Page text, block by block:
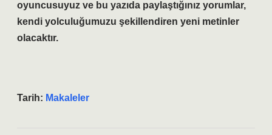
oyuncusuyuz ve bu yazıda paylaştığınız yorumlar,
kendi yolculuğumuzu şekillendiren yeni metinler
olacaktır.
Tarih: Makaleler